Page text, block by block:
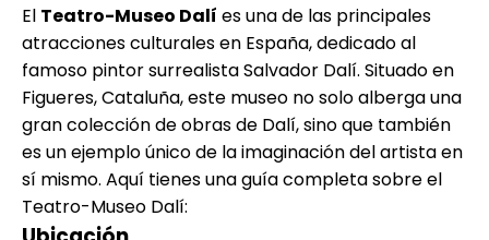
El Teatro-Museo Dalí es una de las principales
atracciones culturales en España, dedicado al
famoso pintor surrealista Salvador Dalí. Situado en
Figueres, Cataluña, este museo no solo alberga una
gran colección de obras de Dalí, sino que también
es un ejemplo único de la imaginación del artista en
sí mismo. Aquí tienes una guía completa sobre el
Teatro-Museo Dalí: